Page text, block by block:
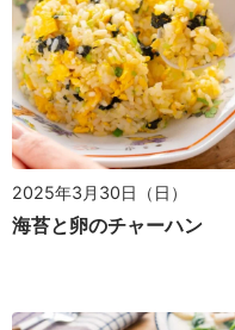
2025年3月30日（日）
海苔と卵のチャーハン